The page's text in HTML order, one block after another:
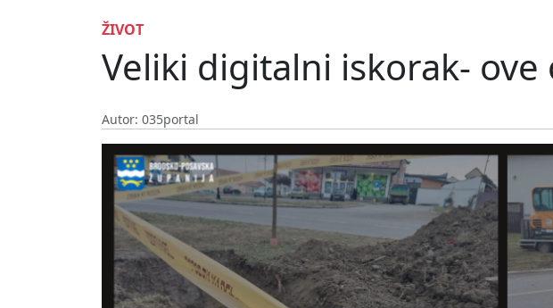
ŽIVOT
Veliki digitalni iskorak-
Autor: 035portal